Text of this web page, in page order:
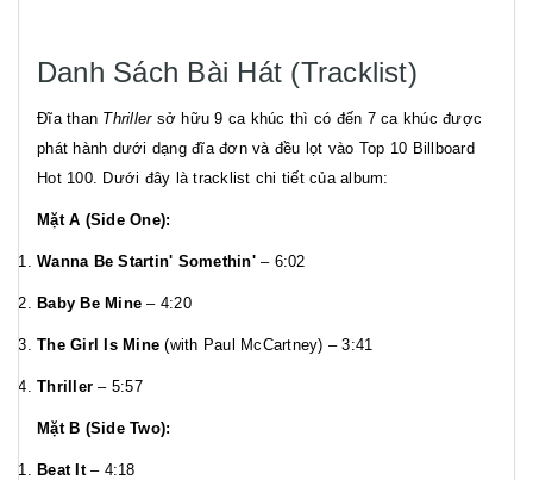
Danh Sách Bài Hát (Tracklist)
Đĩa than Thrillersở hữu 9 ca khúc thì có đến 7 ca khúc được
phát hành dưới dạng đĩa đơn và đều lọt vào Top 10 Billboard
Hot 100. Dưới đây là tracklist chi tiết của album:
Mặt A (Side One):
Wanna Be Startin' Somethin'– 6:02
Baby Be Mine – 4:20
The Girl Is Mine (with Paul McCartney) – 3:41
Thriller – 5:57
Mặt B (Side Two):
Beat It– 4:18